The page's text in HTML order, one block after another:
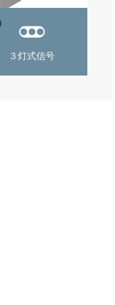
３灯式信号